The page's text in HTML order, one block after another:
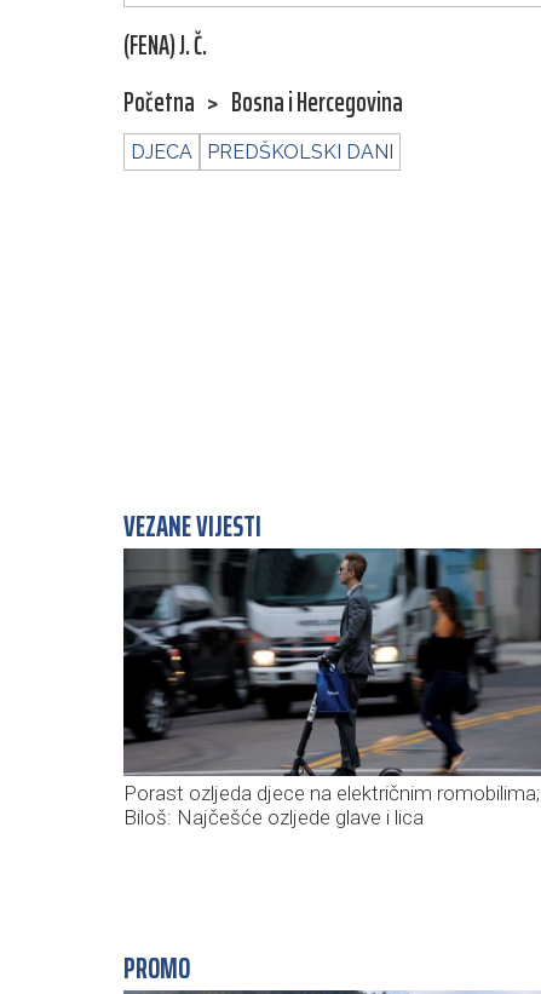
(FENA) J. Č.
Početna > Bosna i Hercegovina
DJECA PREDŠKOLSKI DANI
VEZANE VIJESTI
Porast ozljeda djece na električnim romobilima;
Biloš: Najčešće ozljede glave i lica
PROMO